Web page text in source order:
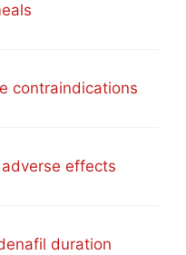
contraindications
effects
duration